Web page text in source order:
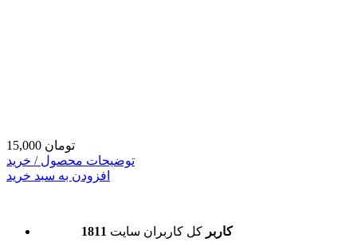
15,000 تومان
توضیحات محصول / خرید
افزودن به سبد خرید
1811 کاربر کل کاربران سایت